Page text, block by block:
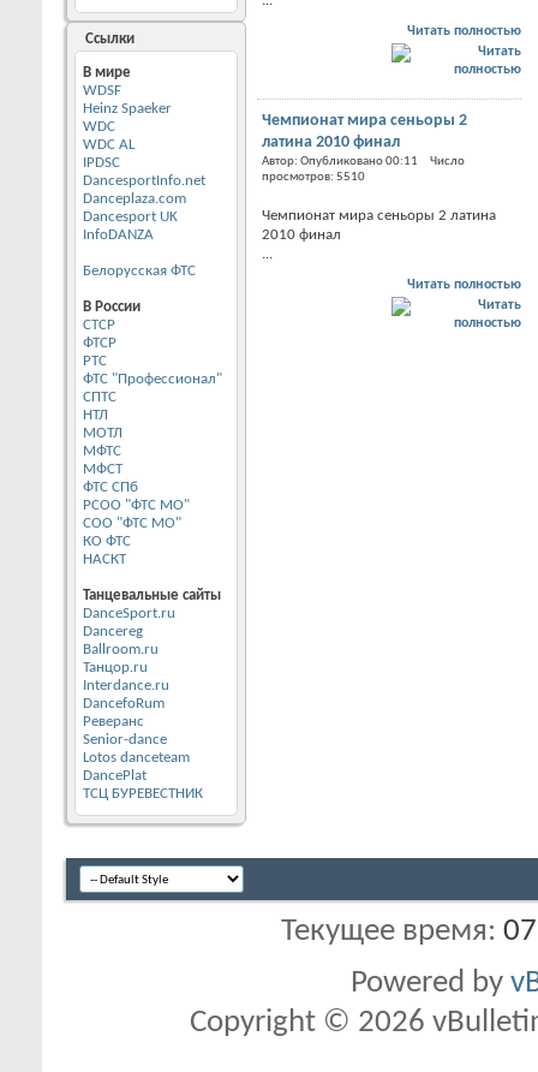
Ссылки
В мире
WDSF
Heinz Spaeker
WDC
WDC AL
IPDSC
DancesportInfo.net
Danceplaza.com
Dancesport UK
InfoDANZA
Белорусская ФТС
В России
CТСР
ФТСР
РТС
ФТС "Профессионал"
СПТС
НТЛ
МОТЛ
МФТС
МФСТ
ФТС СПб
РСОО "ФТС МО"
СОО "ФТС МО"
КО ФТС
НАСКТ
Танцевальные сайты
DanceSport.ru
Dancereg
Ballroom.ru
Танцор.ru
Interdance.ru
DancefoRum
Реверанс
Senior-dance
Lotos danceteam
DancePlat
ТСЦ БУРЕВЕСТНИК
Читать полностью
Чемпионат мира сеньоры 2
латина 2010 финал
Автор: Опубликовано 00:11 Число
просмотров: 5510
Чемпионат мира сеньоры 2 латина
2010 финал
Читать полностью
Текущее время:
Powered by
Copyright © 2026